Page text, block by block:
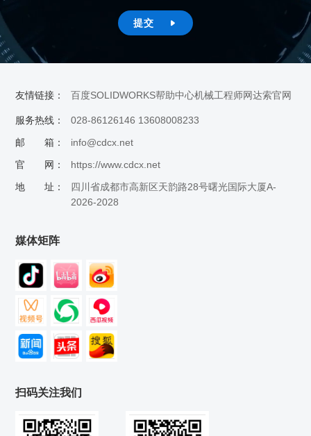
提交 
友情链接： 百度SOLIDWORKS帮助中心机械工程师网达索官网
服务热线：
028-86126146 13608008233
邮 箱：
info@cdcx.net
官 网：
https://www.cdcx.net
地 址：
四川省成都市高新区天韵路28号曙光国际大厦A-
2026-2028
媒体矩阵
扫码关注我们